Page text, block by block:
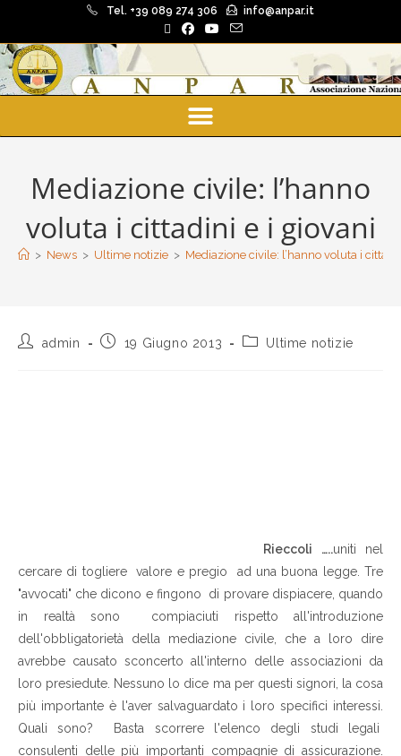
Tel. +39 089 274 306 info@anpar.it
Mediazione civile: l’hanno
voluta i cittadini e i giovani
> News > Ultime notizie > Mediazione civile: l’hanno voluta i
admin 19 Giugno 2013 Ultime notizie
Rieccoli …..uniti nel
cercare di togliere valore e pregio ad una buona legge. Tre
"avvocati" che dicono e fingono di provare dispiacere, quando
in realtà sono compiaciuti rispetto all'introduzione
dell'obbligatorietà della mediazione civile, che a loro dire
avrebbe causato sconcerto all'interno delle associazioni da
loro presiedute. Nessuno lo dice ma per questi signori, la cosa
più importante è l'aver salvaguardato i loro specifici interessi.
Quali sono? Basta scorrere l'elenco degli studi legali
consulenti delle più importanti compagnie di assicurazione.